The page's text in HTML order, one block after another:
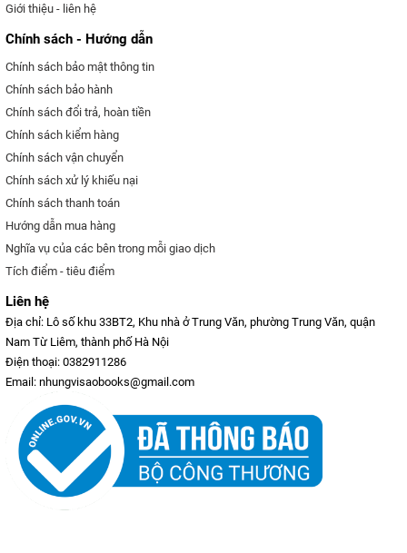
Giới thiệu - liên hệ
Chính sách - Hướng dẫn
Chính sách bảo mật thông tin
Chính sách bảo hành
Chính sách đổi trả, hoàn tiền
Chính sách kiểm hàng
Chính sách vận chuyển
Chính sách xử lý khiếu nại
Chính sách thanh toán
Hướng dẫn mua hàng
Nghĩa vụ của các bên trong mỗi giao dịch
Tích điểm - tiêu điểm
Liên hệ
Địa chỉ: Lô số khu 33BT2, Khu nhà ở Trung Văn, phường Trung Văn, quận
Nam Từ Liêm, thành phố Hà Nội
Điện thoại: 0382911286
Email: nhungvisaobooks@gmail.com